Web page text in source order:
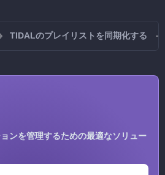
TIDALのプレイリストを同期化する
ンを管理するための最適なソリュー